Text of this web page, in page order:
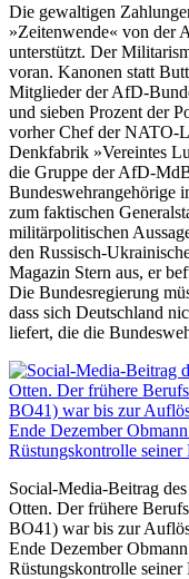
Die gewaltigen
»Zeitenwende« von der
unterstützt. Der
voran. Kanonen statt
Mitglieder der AfD-
und sieben Prozent der
vorher Chef der NATO-
Denkfabrik »Vereintes
die Gruppe der AfD-
Bundeswehrangehörige
zum faktischen
militärpolitischen
den Russisch-
Magazin Stern aus, er
Die Bundesregierung
dass sich Deutschland
liefert, die die
Social-Media-Beitrag
Otten. Der frühere
BO41) war bis zur
Ende Dezember
Rüstungskontrolle seiner